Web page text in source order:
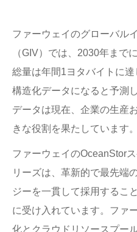
ファーウェイのグローバル
（GIV）では、2030年まで
総量は年間1ヨタバイトに
構造化データになると予測
データは現在、企業の生産
きな役割を果たしています。
ファーウェイのOceanStor
リーズは、革新的で最先端
ジーを一貫して採用するこ
に受け入れています。ファ
化とクラウドリソースプー